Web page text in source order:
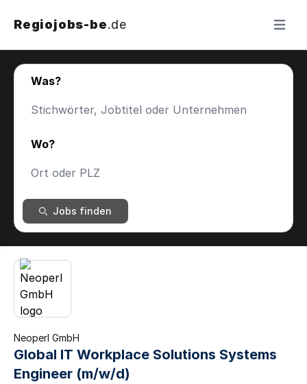
Regiojobs-be.de Menü
Was?
Wo?
Jobs finden
Neoperl GmbH
Global IT Workplace Solutions Systems
Engineer (m/w/d)